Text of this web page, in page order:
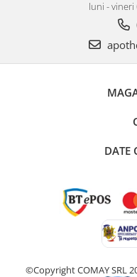
luni - vineri
DATE
©Copyright COMAY SRL